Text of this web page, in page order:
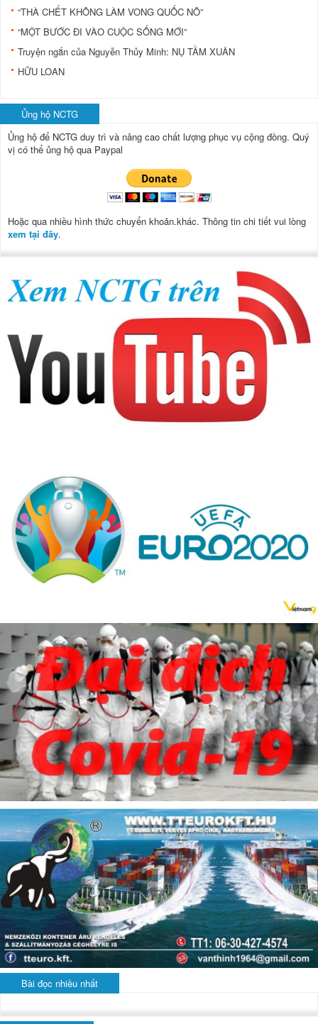
“THÀ CHẾT KHÔNG LÀM VONG QUỐC NÔ”
“MỘT BƯỚC ĐI VÀO CUỘC SỐNG MỚI”
Truyện ngắn của Nguyễn Thủy Minh: NỤ TẦM XUÂN
HỮU LOAN
Ủng hộ NCTG
Ủng hộ để NCTG duy trì và nâng cao chất lượng phục vụ cộng đồng. Quý
vị có thể ủng hộ qua Paypal
Hoặc qua nhiều hình thức chuyển khoản.khác. Thông tin chi tiết vui lòng
xem tại đây.
Bài đọc nhiều nhất